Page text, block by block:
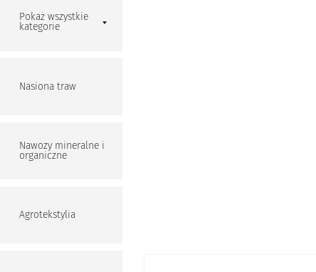
Pokaż wszystkie
kategorie
Nasiona traw
Nawozy mineralne i
organiczne
Agrotekstylia